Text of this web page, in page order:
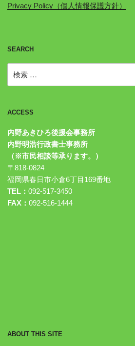
Privacy Policy（個人情報保護方針）
SEARCH
索:
ACCESS
内野あきひろ後援会事務所
内野明浩行政書士事務所
（※市民相談等承ります。）
〒818-0824
福岡県春日市小倉6丁目169番地
TEL： 092-517-3450
FAX： 092-516-1444
ABOUT THIS SITE